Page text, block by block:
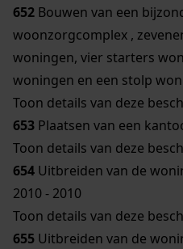
652 Bouwen van een
woonzorgcomplex ,
woningen, vier starters
woningen en een stolp
Toon details van deze
653 Plaatsen van een
Toon details van deze
654 Uitbreiden van de
2010 - 2010
Toon details van deze
655 Uitbreiden van de